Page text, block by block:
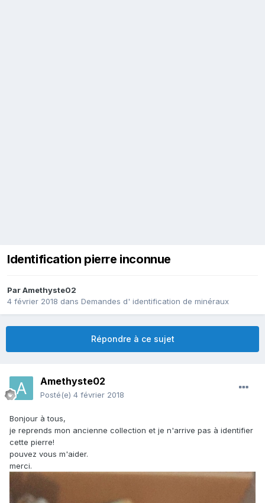
Identification pierre inconnue
ParAmethyste02
4 février 2018 dans Demandes d' identification de minéraux
Répondre à ce sujet
Amethyste02
Posté(e) 4 février 2018
Bonjour à tous,
je reprends mon ancienne collection et je n'arrive pas à identifier
cette pierre!
pouvez vous m'aider.
merci.